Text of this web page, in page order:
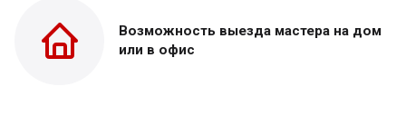
Возможность выезда мастера на дом
или в офис